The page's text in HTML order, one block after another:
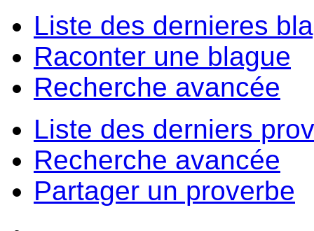
Liste des dernieres
Raconter une blague
Recherche avancée
Liste des derniers
Recherche avancée
Partager un proverbe